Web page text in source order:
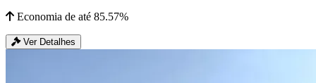
Economia de até 85.57%
Ver Detalhes